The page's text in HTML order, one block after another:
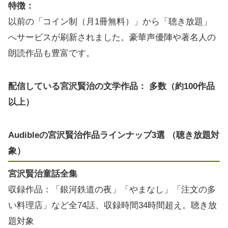
特徴：
以前の「コイン制（月1冊無料）」から「聴き放題」
へサービスが刷新されました。豪華声優陣や著名人の
朗読作品も豊富です。
配信している宮沢賢治の文学作品： 多数（約100作品
以上）
Audibleの宮沢賢治作品ラインナップ3選 （聴き放題対
象）
宮沢賢治童話全集
収録作品：「銀河鉄道の夜」「やまなし」「注文の多
い料理店」など全74話、収録時間34時間超え。聴き放
題対象